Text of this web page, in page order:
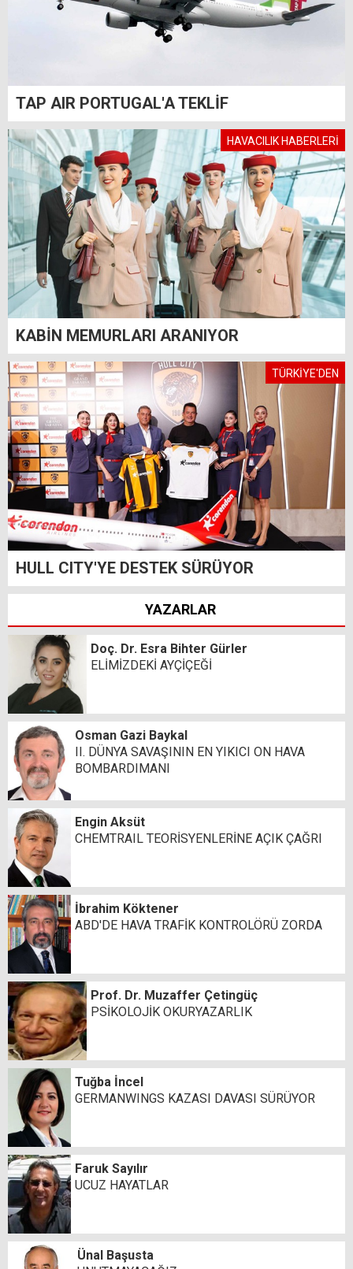
TAP AIR PORTUGAL'A TEKLİF
HAVACILIK HABERLERİ
KABİN MEMURLARI ARANIYOR
TÜRKİYE'DEN
HULL CITY'YE DESTEK SÜRÜYOR
YAZARLAR
Doç. Dr. Esra Bihter Gürler
ELİMİZDEKİ AYÇİÇEĞİ
Osman Gazi Baykal
II. DÜNYA SAVAŞININ EN YIKICI ON HAVA
BOMBARDIMANI
Engin Aksüt
CHEMTRAIL TEORİSYENLERİNE AÇIK ÇAĞRI
İbrahim Köktener
ABD'DE HAVA TRAFİK KONTROLÖRÜ ZORDA
Prof. Dr. Muzaffer Çetingüç
PSİKOLOJİK OKURYAZARLIK
Tuğba İncel
GERMANWINGS KAZASI DAVASI SÜRÜYOR
Faruk Sayılır
UCUZ HAYATLAR
Ünal Başusta